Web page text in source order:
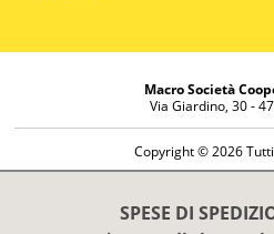
SPESE DI
Macro Società
Via Giardino, 30 -
Copyright © 2026
Diritto di